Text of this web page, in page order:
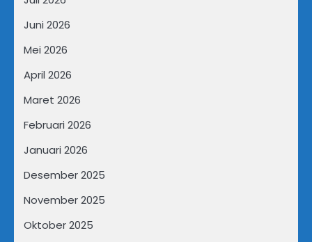
Juni 2026
Mei 2026
April 2026
Maret 2026
Februari 2026
Januari 2026
Desember 2025
November 2025
Oktober 2025